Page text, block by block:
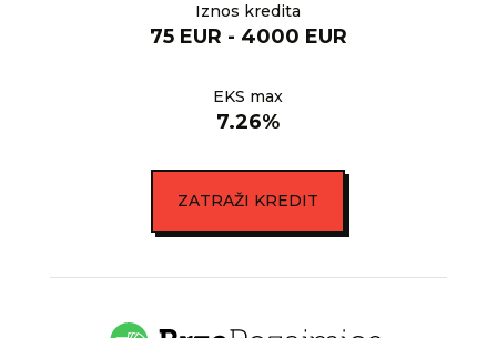
Iznos kredita
75 EUR - 4000 EUR
EKS max
7.26%
ZATRAŽI KREDIT